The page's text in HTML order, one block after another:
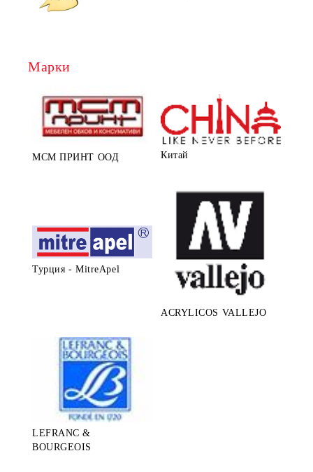
Марки
МСМ ПРИНТ ООД Китай
Турция - MitreApel
ACRYLICOS VALLEJO
LEFRANC &
BOURGEOIS